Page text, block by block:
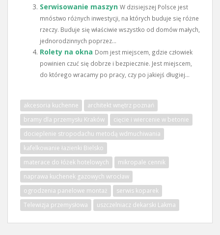
Serwisowanie maszyn W dzisiejszej Polsce jest
mnóstwo różnych inwestycji, na których buduje się różne
rzeczy. Buduje się właściwie wszystko od domów małych,
jednorodzinnych poprzez...
Rolety na okna Dom jest miejscem, gdzie człowiek
powinien czuć się dobrze i bezpiecznie. Jest miejscem,
do którego wracamy po pracy, czy po jakiejś długiej...
akcesoria kuchenne
architekt wnętrz poznań
bramy dla przemysłu Kraków
cięcie i wiercenie w betonie
docieplenie stropodachu metodą wdmuchiwania
kafelkowanie łazienki Bielsko
materace do łóżek hotelowych
mikropale cennik
naprawa kuchenek gazowych wrocław
ogrodzenia panelowe montaż
serwis koparek
Telewizja przemysłowa
uszczelniacz dekarski Lakma